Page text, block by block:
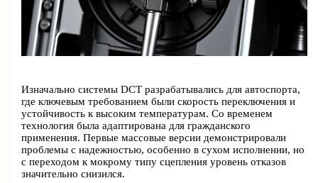
Изначально системы DCT разрабатывались для автоспорта,
где ключевым требованием были скорость переключения и
устойчивость к высоким температурам. Со временем
технология была адаптирована для гражданского
применения. Первые массовые версии демонстрировали
проблемы с надежностью, особенно в сухом исполнении, но
с переходом к мокрому типу сцепления уровень отказов
значительно снизился.